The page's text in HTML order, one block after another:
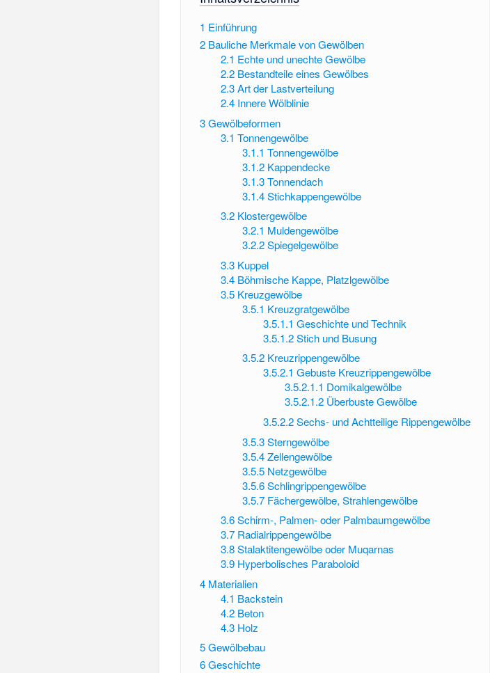
1 Einführung
2 Bauliche Merkmale von Gewölben
2.1 Echte und unechte Gewölbe
2.2 Bestandteile eines Gewölbes
2.3 Art der Lastverteilung
2.4 Innere Wölblinie
3Gewölbeformen
3.1 Tonnengewölbe
3.1.1 Tonnengewölbe
3.1.2 Kappendecke
3.1.3 Tonnendach
3.1.4 Stichkappengewölbe
3.2 Klostergewölbe
3.2.1 Muldengewölbe
3.2.2 Spiegelgewölbe
3.3 Kuppel
3.4 Böhmische Kappe, Platzlgewölbe
3.5 Kreuzgewölbe
3.5.1 Kreuzgratgewölbe
3.5.1.1 Geschichte und Technik
3.5.1.2Stich und Busung
3.5.2 Kreuzrippengewölbe
3.5.2.1 Gebuste Kreuzrippengewölbe
3.5.2.1.1 Domikalgewölbe
3.5.2.1.2 Überbuste Gewölbe
3.5.2.2Sechs- und Achtteilige Rippengewölbe
3.5.3 Sterngewölbe
3.5.4 Zellengewölbe
3.5.5 Netzgewölbe
3.5.6 Schlingrippengewölbe
3.5.7 Fächergewölbe, Strahlengewölbe
3.6 Schirm-, Palmen- oder Palmbaumgewölbe
3.7 Radialrippengewölbe
3.8 Stalaktitengewölbe oder Muqarnas
3.9 Hyperbolisches Paraboloid
4 Materialien
4.1 Backstein
4.2 Beton
4.3 Holz
5Gewölbebau
6Geschichte